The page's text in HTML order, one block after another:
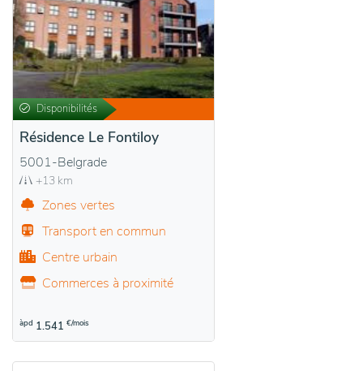
Disponibilités
Résidence Le Fontiloy
5001-Belgrade
+13 km
Zones vertes
Transport en commun
Centre urbain
Commerces à proximité
àpd 1.541 €/mois